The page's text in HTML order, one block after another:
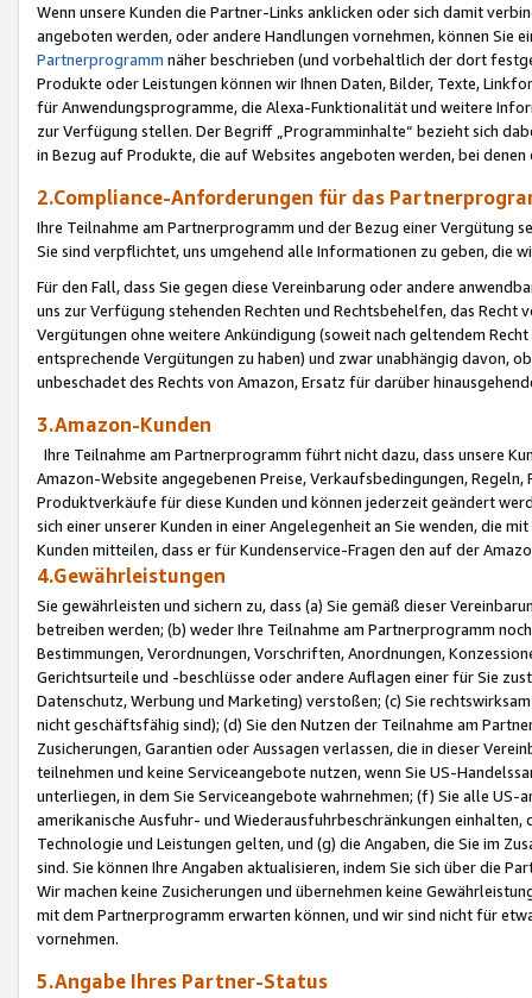
Wenn unsere Kunden die Partner-Links anklicken oder sich damit
angeboten werden, oder andere Handlungen vornehmen, können Sie
Partnerprogramm näher beschrieben (und vorbehaltlich der dort
Produkte oder Leistungen können wir Ihnen Daten, Bilder, Texte,
für Anwendungsprogramme, die Alexa-Funktionalität und weitere
zur Verfügung stellen. Der Begriff „Programminhalte“ bezieht sich
in Bezug auf Produkte, die auf Websites angeboten werden, bei
2.Compliance-Anforderungen für das
Ihre Teilnahme am Partnerprogramm und der Bezug einer Vergütung
Sie sind verpflichtet, uns umgehend alle Informationen zu geben, die
Für den Fall, dass Sie gegen diese Vereinbarung oder andere
uns zur Verfügung stehenden Rechten und Rechtsbehelfen, das
Vergütungen ohne weitere Ankündigung (soweit nach geltendem
entsprechende Vergütungen zu haben) und zwar unabhängig davon,
unbeschadet des Rechts von Amazon, Ersatz für darüber
3.Amazon-Kunden
Ihre Teilnahme am Partnerprogramm führt nicht dazu, dass unsere
Amazon-Website angegebenen Preise, Verkaufsbedingungen,
Produktverkäufe für diese Kunden und können jederzeit geändert
sich einer unserer Kunden in einer Angelegenheit an Sie wenden, die
Kunden mitteilen, dass er für Kundenservice-Fragen den auf der
4.Gewährleistungen
Sie gewährleisten und sichern zu, dass (a) Sie gemäß dieser
betreiben werden; (b) weder Ihre Teilnahme am Partnerprogramm
Bestimmungen, Verordnungen, Vorschriften, Anordnungen,
Gerichtsurteile und -beschlüsse oder andere Auflagen einer für Sie
Datenschutz, Werbung und Marketing) verstoßen; (c) Sie
nicht geschäftsfähig sind); (d) Sie den Nutzen der Teilnahme am
Zusicherungen, Garantien oder Aussagen verlassen, die in dieser
teilnehmen und keine Serviceangebote nutzen, wenn Sie US-
unterliegen, in dem Sie Serviceangebote wahrnehmen; (f) Sie alle
amerikanische Ausfuhr- und Wiederausfuhrbeschränkungen
Technologie und Leistungen gelten, und (g) die Angaben, die Sie im
sind. Sie können Ihre Angaben aktualisieren, indem Sie sich über die
Wir machen keine Zusicherungen und übernehmen keine
mit dem Partnerprogramm erwarten können, und wir sind nicht für
vornehmen.
5.Angabe Ihres Partner-Status